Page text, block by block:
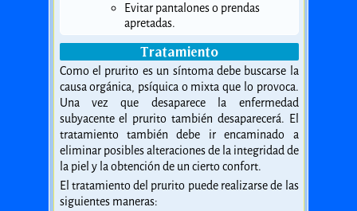
Evitar pantalones o prendas
apretadas.
Tratamiento
Como el prurito es un síntoma debe buscarse la
causa orgánica, psíquica o mixta que lo provoca.
Una vez que desaparece la enfermedad
subyacente el prurito también desaparecerá. El
tratamiento también debe ir encaminado a
eliminar posibles alteraciones de la integridad de
la piel y la obtención de un cierto confort.
El tratamiento del prurito puede realizarse de las
siguientes maneras: